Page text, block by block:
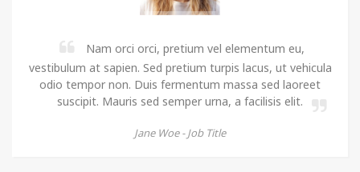
Nam orci orci, pretium vel elementum eu,
vestibulum at sapien. Sed pretium turpis lacus, ut vehicula
odio tempor non. Duis fermentum massa sed laoreet
suscipit. Mauris sed semper urna, a facilisis elit.
Jane Woe -Job Title